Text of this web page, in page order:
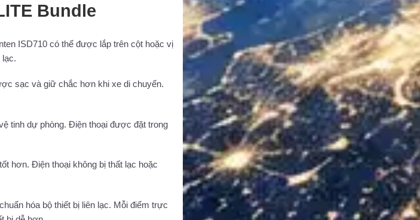
Bundle
ISD710 có thể được lắp trên cột hoặc vị
lạc.
sạc và giữ chắc hơn khi xe di chuyển.
tinh dự phòng. Điện thoại được đặt trong
hơn. Điện thoại không bị thất lạc hoặc
hóa bộ thiết bị liên lạc. Mỗi điểm trực